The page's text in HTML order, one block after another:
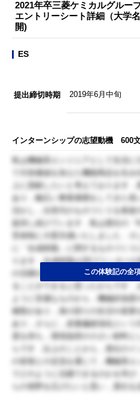
2021年卒三菱ケミカルグルー
エントリーシート詳細（大学
開)
ES
提出締切時期 2019年6月中旬
インターンシップの志望動機 600
私は機械系エンジニアとして生活
て付加価値を加えた機能商品を生
上に貢献したいと考えております
あり，幅広い事業展開をしてきた長
活かし，次世代のものづくりを推
提供し続けています．私は貴社の
営体制に大変共感いたしました．
に「合成樹脂」に関するものづく
ります．合成樹脂は3Dプリンター
の活躍が予想され，合成樹脂を通
ることができると思ったからです
ように安価なものから，機械的強
種類があり，身の回りの生活や産業
あり，さらに，炭素繊維強化という
度を持ち，環境負荷の小さい材料
らです．以上のことから，貴社の
の皆様との交流を通じて，機械系
でどのように活躍できるのかを学
らの視野を広げたいと思い，貴社を
この体験記の全